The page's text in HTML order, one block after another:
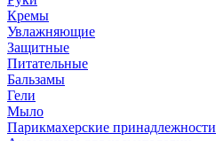
Кремы
Увлажняющие
Защитные
Питательные
Бальзамы
Гели
Мыло
Парикмахерские принадлежности